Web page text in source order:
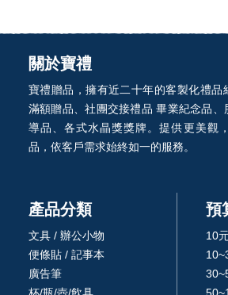
關於寶禮
寶禮贈品，擁有近二十年的客製化禮品
滿額贈品、社團交接禮品 畢業紀念品、
導品、各式水晶獎獎牌。提供更美觀
品，依客戶需求始終如一的服務。
產品分類
文具 / 辦公小物
便條貼 / 記事本
廣告筆
杯/瓶/壺/飲具
預
10